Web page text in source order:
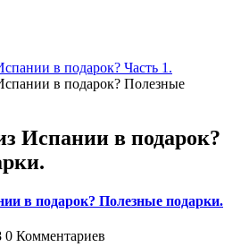
в подарок? Часть 1.
в подарок? Полезные
Испании в подарок?
в подарок? Полезные подарки.
0 Комментариев